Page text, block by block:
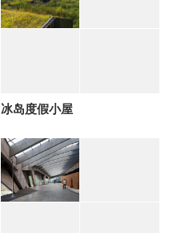
冰岛度假小屋